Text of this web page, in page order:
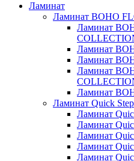
Ламинат
Ламинат BOHO
Ламинат
Ламинат
Ламинат
Ламинат
Ламинат
Ламинат Quick Step
Ламинат
Ламинат
Ламинат
Ламинат
Ламинат